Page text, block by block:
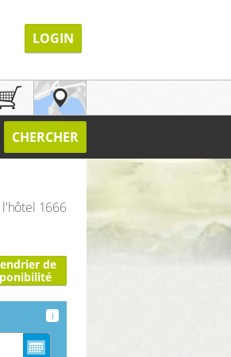
LOGIN
CHERCHER
1666
de
i